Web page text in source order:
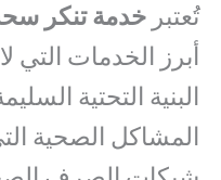
تُعتبر خدمة تنكر
أبرز الخدمات التي
البنية التحتية
المشاكل الصحية